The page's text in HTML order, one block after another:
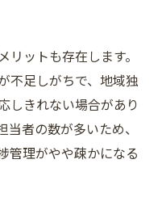
ットも存在します。
不足しがちで、地域独
しきれない場合があり
者の数が多いため、
管理がやや疎かになる